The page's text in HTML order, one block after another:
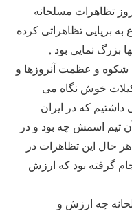
تظاهرات مسلحانه
برپایی تظاهراتی کرده
بزرگ نمایی بود ,
شکوه و عظمت آنروزها و
خوش نگاه می
داشتیم که در ایران
تیم اسمش چه بود و در
حال این تظاهرات در
گرفته بود که ارزش
چه ارزش و